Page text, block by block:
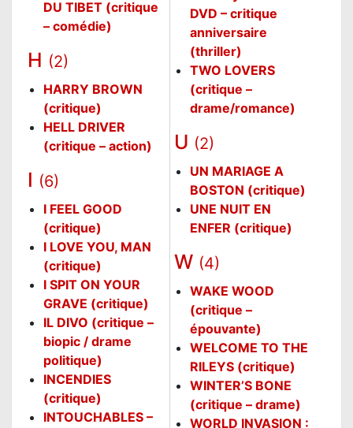
DU TIBET (critique
– comédie)
H (2)
HARRY BROWN
(critique)
HELL DRIVER
(critique – action)
I (6)
I FEEL GOOD
(critique)
I LOVE YOU, MAN
(critique)
I SPIT ON YOUR
GRAVE (critique)
IL DIVO (critique –
biopic / drame
politique)
INCENDIES
(critique)
INTOUCHABLES –
DVD – critique
anniversaire
(thriller)
TWO LOVERS
(critique –
drame/romance)
U (2)
UN MARIAGE A
BOSTON (critique)
UNE NUIT EN
ENFER (critique)
W (4)
WAKE WOOD
(critique –
épouvante)
WELCOME TO THE
RILEYS (critique)
WINTER’S BONE
(critique – drame)
WORLD INVASION :